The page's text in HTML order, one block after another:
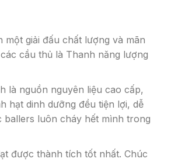
giải đấu chất lượng và mãn
cầu thủ là Thanh năng lượng
là nguồn nguyên liệu cao cấp,
hạt dinh dưỡng đều tiện lợi, dễ
ballers luôn cháy hết mình trong
được thành tích tốt nhất. Chúc